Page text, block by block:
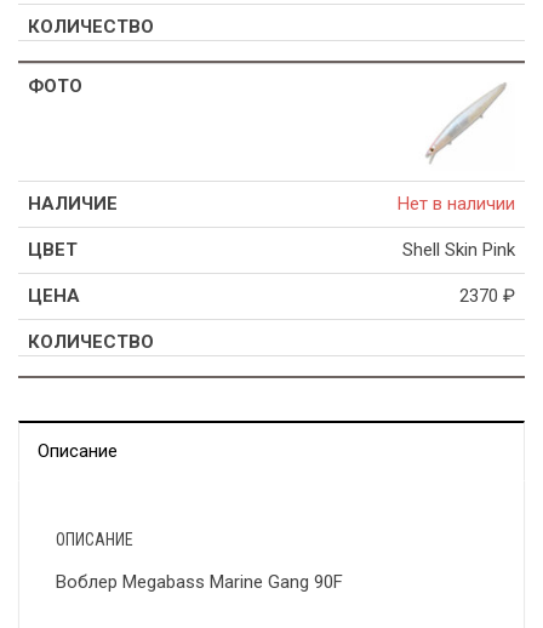
Нет в наличии
Shell Skin Pink
2370 ₽
Описание
ОПИСАНИЕ
Воблер Megabass Marine Gang 90F